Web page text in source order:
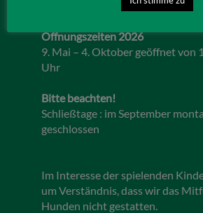
Öffnungszeiten 2026
9. Mai – 4. Oktober geöffnet von
Uhr
Bitte beachten!
Schließtage : im September
geschlossen
Im Interesse der spielenden
um Verständnis, dass wir das
Hunden nicht gestatten.